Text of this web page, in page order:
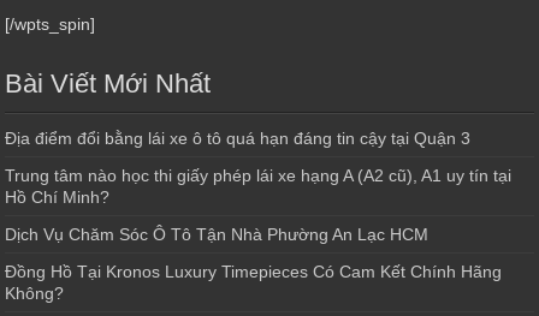
[/wpts_spin]
Bài Viết Mới Nhất
Địa điểm đổi bằng lái xe ô tô quá hạn đáng tin cậy tại Quận 3
Trung tâm nào học thi giấy phép lái xe hạng A (A2 cũ), A1 uy tín tại
Hồ Chí Minh?
Dịch Vụ Chăm Sóc Ô Tô Tận Nhà Phường An Lạc HCM
Đồng Hồ Tại Kronos Luxury Timepieces Có Cam Kết Chính Hãng
Không?